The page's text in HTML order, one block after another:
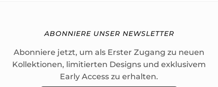
ABONNIERE UNSER NEWSLETTER
Abonniere jetzt, um als Erster Zugang zu neuen
Kollektionen, limitierten Designs und exklusivem
Early Access zu erhalten.